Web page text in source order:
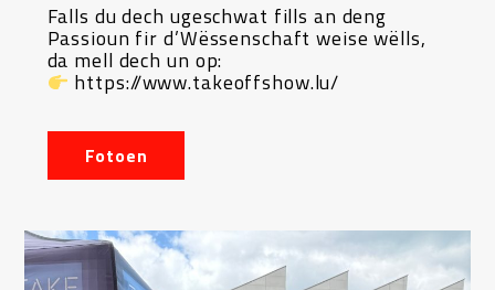
Falls du dech ugeschwat fills an deng
Passioun fir d’Wëssenschaft weise wëlls,
da mell dech un op:
https://www.takeoffshow.lu/
Fotoen